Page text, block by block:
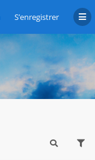
S’enregistrer